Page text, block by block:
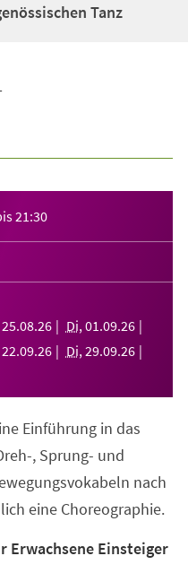
Tanz
21:30
25.08.26 Di, 01 .09.26
22.09.26 Di, 29.09.26
Einführung in das
, Sprung- und
nach
eine Choreographie.
Erwachsene Einsteiger